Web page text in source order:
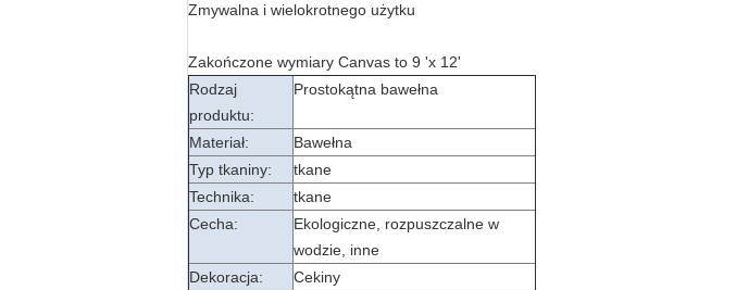
Zmywalna i wielokrotnego użytku
Zakończone wymiary Canvas to 9 'x 12'
Rodzaj
produktu:
Prostokątna bawełna
Materiał:
Bawełna
Typ tkaniny:
tkane
Technika:
tkane
Cecha:
Ekologiczne, rozpuszczalne w
wodzie, inne
Dekoracja:
Cekiny